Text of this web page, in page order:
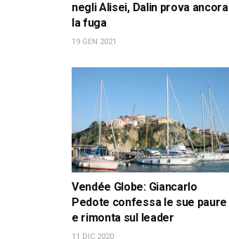
negli Alisei, Dalin prova ancora
la fuga
19 GEN 2021
Vendée Globe: Giancarlo
Pedote confessa le sue paure
e rimonta sul leader
11 DIC 2020